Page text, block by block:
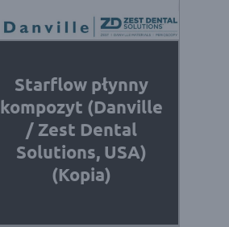
Starflow płynny
kompozyt (Danville
/ Zest Dental
Solutions, USA)
(Kopia)